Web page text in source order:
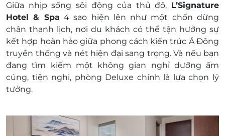
đủ các trang thiết bị hiện đại
Tiện ích khác:
Nước uống chào đón khi nhận phòng
Ăn sáng cho số khách tiêu chuẩn/phòng
Miễn phí 02 chai nước uống mỗi ngày
trong phòng;
Miễn phí truy cập internet trong phòng
GTGT
Dịch vụ không bao gồm: Chi phí cá nhân và các
Giữa nhịp sống sôi động của thủ đô, L’Signature
Hotel & Spa 4 sao hiện lên như một chốn dừng
chân thanh lịch, nơi du khách có thể tận hưởng sự
kết hợp hoàn hảo giữa phong cách kiến trúc Á Đông
truyền thống và nét hiện đại sang trọng. Và nếu bạn
đang tìm kiếm một không gian nghỉ dưỡng ấm
cúng, tiện nghi, phòng Deluxe chính là lựa chọn lý
tưởng.